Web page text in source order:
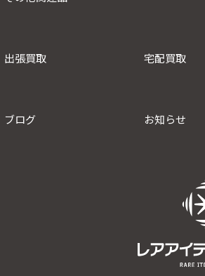
出張買取 宅配買取
ブログ お知らせ